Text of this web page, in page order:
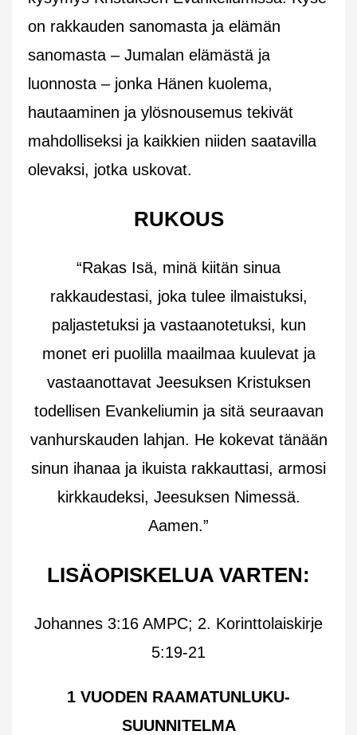
on rakkauden sanomasta ja elämän
sanomasta – Jumalan elämästä ja
luonnosta – jonka Hänen kuolema,
hautaaminen ja ylösnousemus tekivät
mahdolliseksi ja kaikkien niiden saatavilla
olevaksi, jotka uskovat.
RUKOUS
“Rakas Isä, minä kiitän sinua
rakkaudestasi, joka tulee ilmaistuksi,
paljastetuksi ja vastaanotetuksi, kun
monet eri puolilla maailmaa kuulevat ja
vastaanottavat Jeesuksen Kristuksen
todellisen Evankeliumin ja sitä seuraavan
vanhurskauden lahjan. He kokevat tänään
sinun ihanaa ja ikuista rakkauttasi, armosi
kirkkaudeksi, Jeesuksen Nimessä.
Aamen.”
LISÄOPISKELUA VARTEN:
Johannes 3:16 AMPC; 2. Korinttolaiskirje
5:19-21
1 VUODEN RAAMATUNLUKU-
SUUNNITELMA